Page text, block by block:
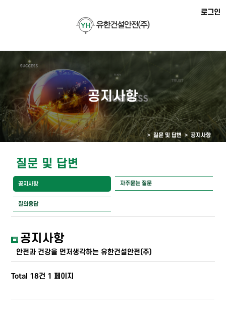
로그인
공지사항
> 질문 및 답변 >공지사항
질문 및 답변
공지사항 자주묻는 질문
질의응답
공지사항
안전과 건강을 먼저생각하는 유한건설안전(주)
Total 18건 1 페이지